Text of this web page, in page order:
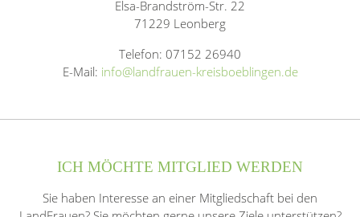
Elsa-Brandström-Str. 22
71229 Leonberg
Telefon: 07152 26940
E-Mail: info@landfrauen-kreisboeblingen.de
ICH MÖCHTE MITGLIED WERDEN
Sie haben Interesse an einer Mitgliedschaft bei den